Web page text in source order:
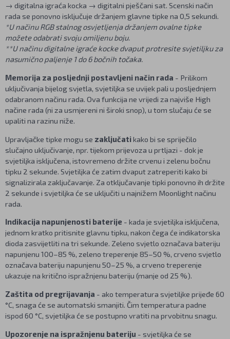
→ digitalna igraća kocka → digitalni pješčani sat. Scenski način
rada se ponovno isključuje držanjem glavne tipke na 0,5 sekundi.
*U načinu RGB stalnog osvjetljenja držanjem ovalne tipke
možete odabrati svoju omiljenu boju.
**U načinu digitalne igraće kocke dvaput protresite svjetiljku za
nasumično paljenje 1 do 6 bočnih točaka.
Memorija za posljednji postavljeni način rada - Prilikom
uključivanja bijelog svjetla, svjetiljka se uvijek pali u posljednjem
odabranom načinu rada. Ova funkcija ne vrijedi za najviše High
načine rada (ni za usmjereni ni široki snop), u tom slučaju će se
upaliti na razinu niže.
Upravljačke tipke mogu se zaključatikako bi se spriječilo
slučajno uključivanje, npr. tijekom prijevoza u prtljazi - dok je
svjetiljka isključena, istovremeno držite crvenu i zelenu bočnu
tipku 2 sekunde. Svjetiljka će zatim dvaput zatreperiti kako bi
signalizirala zaključavanje. Za otključavanje tipki ponovno ih držite
2 sekunde i svjetiljka će se uključiti u najnižem Moonlight načinu
rada.
Indikacija napunjenosti baterije - kada je svjetiljka isključena,
jednom kratko pritisnite glavnu tipku, nakon čega će indikatorska
dioda zasvijetliti na tri sekunde. Zeleno svjetlo označava bateriju
napunjenu 100–85 %, zeleno treperenje 85–50 %, crveno svjetlo
označava bateriju napunjenu 50–25 %, a crveno treperenje
ukazuje na kritično ispražnjenu bateriju (manje od 25 %).
Zaštita od pregrijavanja - ako temperatura svjetiljke prijeđe 60
°C, snaga će se automatski smanjiti. Čim temperatura padne
ispod 60 °C, svjetiljka će se postupno vratiti na prvobitnu snagu.
Upozorenje na ispražnjenu bateriju - svjetiljka će se